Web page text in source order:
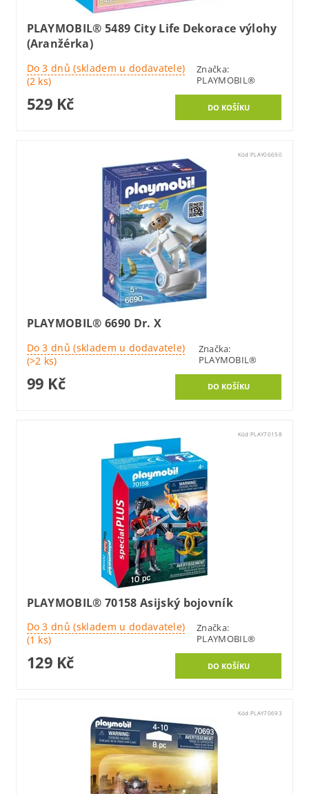
PLAYMOBIL® 5489 City Life Dekorace výlohy
(Aranžérka)
Do 3 dnů (skladem u dodavatele)
(2 ks)
Značka:
PLAYMOBIL®
529 Kč
Kód:PLAY06690
PLAYMOBIL® 6690 Dr. X
Do 3 dnů (skladem u dodavatele)
(>2 ks)
Značka:
PLAYMOBIL®
99 Kč
Kód:PLAY70158
PLAYMOBIL® 70158 Asijský bojovník
Do 3 dnů (skladem u dodavatele)
(1 ks)
Značka:
PLAYMOBIL®
129 Kč
Kód:PLAY70693